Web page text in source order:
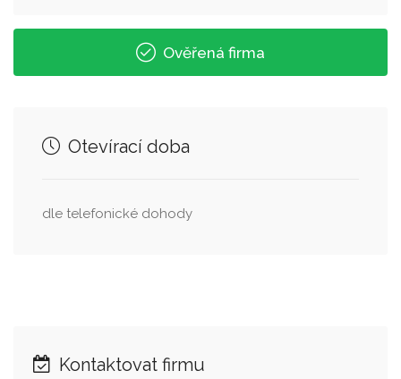
Ověřená firma
Otevírací doba
dle telefonické dohody
Kontaktovat firmu